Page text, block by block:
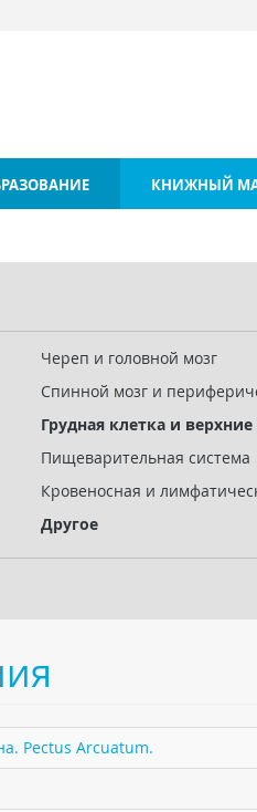
КНИЖНЫЙ
Череп и головной мозг
Спинной мозг и
Грудная клетка и
Пищеварительная система
Кровеносная и
Другое
Pectus Arcuatum.